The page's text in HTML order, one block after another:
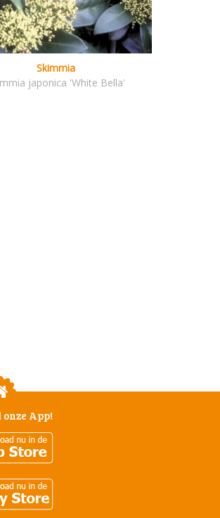
Skimmia
japonica 'White Bella'
App!